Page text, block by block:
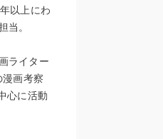
以上にわ
当。
ライター
画考察
心に活動